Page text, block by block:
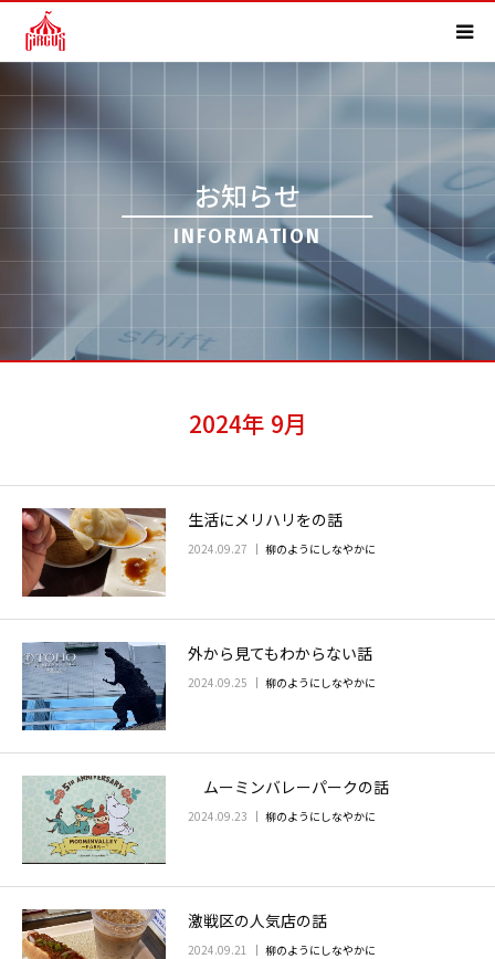
お知らせ
INFORMATION
2024年 9月
生活にメリハリをの話
2024.09.27 柳のようにしなやかに
外から見てもわからない話
2024.09.25 柳のようにしなやかに
ムーミンバレーパークの話
2024.09.23 柳のようにしなやかに
激戦区の人気店の話
2024.09.21 柳のようにしなやかに
HOME
事業内容
実績紹介
求人情報
お問い合わせ